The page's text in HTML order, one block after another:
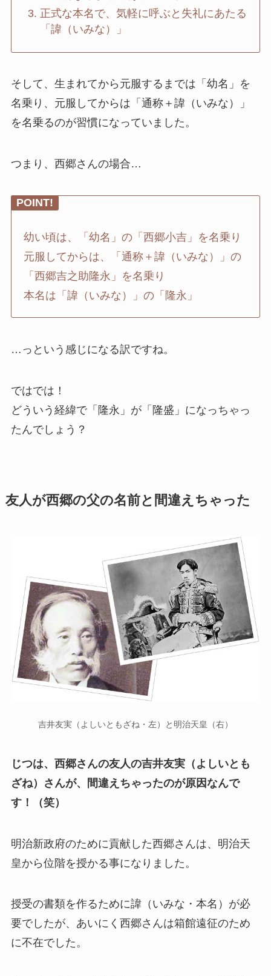
正式な本名で、気軽に呼ぶと失礼にあたる
「諱（いみな）」
そして、生まれてから元服するまでは「幼名」を
名乗り、元服してからは「通称＋諱（いみな）」
を名乗るのが習慣になっていました。
つまり、西郷さんの場合…
POINT!
幼い頃は、「幼名」の「西郷小吉」を名乗り
元服してからは、「通称＋諱（いみな）」の
「西郷吉之助隆永」を名乗り
本名は「諱（いみな）」の「隆永」
…っという感じになる訳ですね。
ではでは！
どういう経緯で「隆永」が「隆盛」になっちゃっ
たんでしょう？
友人が西郷の父の名前と間違えちゃった
吉井友実（よしいともざね・左）と明治天皇（右）
じつは、西郷さんの友人の吉井友実（よしいとも
ざね）さんが、間違えちゃったのが原因なんで
す！（笑）
明治新政府のために貢献した西郷さんは、明治天
皇から位階を授かる事になりました。
授受の書類を作るために諱（いみな・本名）が必
要でしたが、あいにく西郷さんは箱館遠征のため
に不在でした。